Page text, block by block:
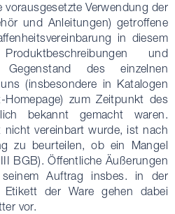
Verwendung der
und Anleitungen) getroffene
in diesem
und
Gegenstand des einzelnen
(insbesondere in Katalogen
zum Zeitpunkt des
bekannt gemacht waren.
nicht vereinbart wurde, ist nach
zu beurteilen, ob ein Mangel
BGB). Öffentliche Äußerungen
Auftrag insbes. in der
der Ware gehen dabei
vor.